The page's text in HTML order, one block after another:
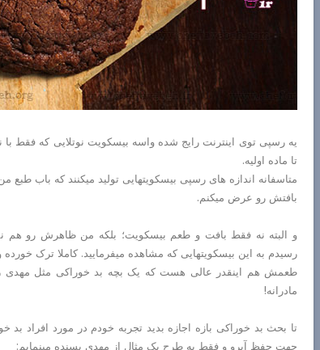
یه رسپی توی اینترنت رایج شده واسه بیسکویت نوتلایی که فقط
تا ماده اولیه.
متاسفانه اندازه های رسپی بیسکویتهایی تولید میکنند که باب طبع
بافتش رو عرض میکنم.
و البته نه فقط بافت و طعم بیسکویت؛ بلکه من ظاهرش رو هم
رسیدم به این بیسکویتهایی که مشاهده میفرمایید. کاملا ترک
طعمش هم اینقدر عالی هست که یک بچه بد خوراکی مثل مهدی
مادرانه!
تا بحث بد خوراکی بازه اجازه بدید تجربه خودم در مورد افراد
جهت حفظ آبرو و فقط به طرح یک مثال از مهدی بسنده مینمایم: